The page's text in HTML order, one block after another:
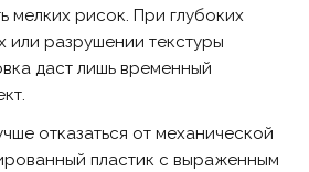
мелких рисок. При глубоких
или разрушении текстуры
даст лишь временный
отказаться от механической
пластик с выраженным